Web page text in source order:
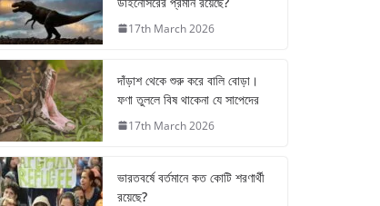
17th March 2026
দাঁড়াশ থেকে শুরু করে বালি বোড়া।
ফণা তুললে বিষ থাকেনা যে সাপেদের
17th March 2026
ভারতবর্ষে বর্তমানে কত কোটি শরণার্থী
রয়েছে?